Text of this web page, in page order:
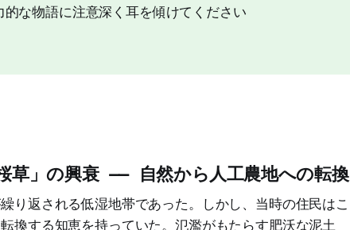
な物語に注意深く耳を傾けてください
草」の興衰 —— 自然から人工農地への転換
り返される低湿地帯であった。しかし、当時の住民はこ
換する知恵を持っていた。氾濫がもたらす肥沃な泥土